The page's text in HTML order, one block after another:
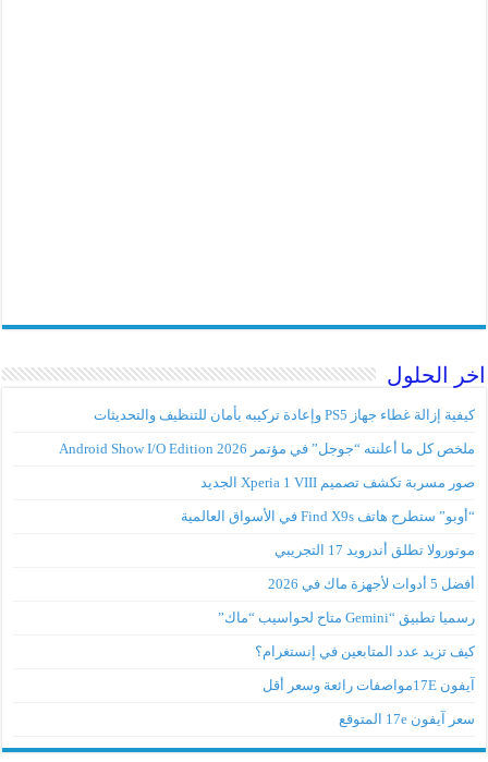
اخر الحلول
كيفية إزالة غطاء جهاز PS5 وإعادة تركيبه بأمان للتنظيف والتحديثات
ملخص كل ما أعلنته “جوجل” في مؤتمر Android Show I/O Edition 2026
صور مسربة تكشف تصميم Xperia 1 VIII الجديد
“أوبو” ستطرح هاتف Find X9s في الأسواق العالمية
موتورولا تطلق أندرويد 17 التجريبي
أفضل 5 أدوات لأجهزة ماك في 2026
رسميا تطبيق “Gemini متاح لحواسيب “ماك”
كيف تزيد عدد المتابعين في إنستغرام؟
آيفون 17Eمواصفات رائعة وسعر أقل
سعر آيفون 17e المتوقع